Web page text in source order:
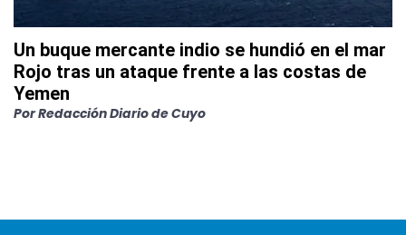
Un buque mercante indio se hundió en el mar
Rojo tras un ataque frente a las costas de
Yemen
PorRedacción Diario de Cuyo